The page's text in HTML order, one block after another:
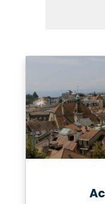
Acta